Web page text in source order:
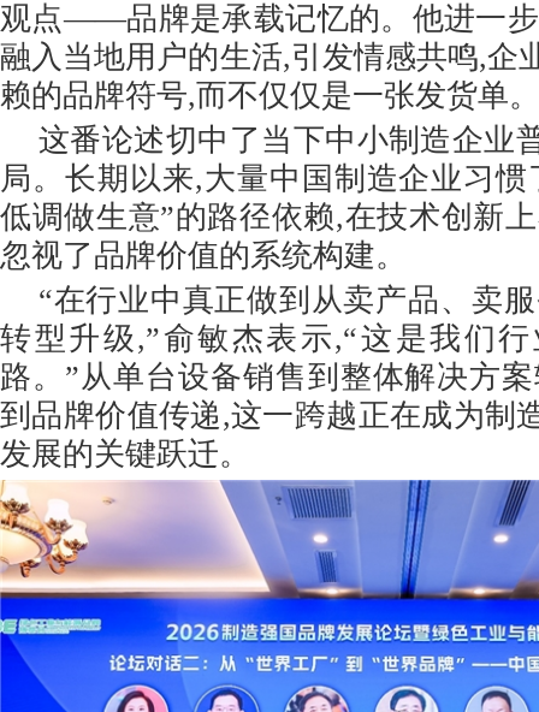
观点——品牌是承载记忆的。他进一
融入当地用户的生活,引发情感共鸣,企
赖的品牌符号,而不仅仅是一张发货单。
这番论述切中了当下中小制造企业
局。长期以来,大量中国制造企业习惯
低调做生意”的路径依赖,在技术创新
忽视了品牌价值的系统构建。
“在行业中真正做到从卖产品、卖
转型升级,”俞敏杰表示,“这是我们
路。”从单台设备销售到整体解决方
到品牌价值传递,这一跨越正在成为制
发展的关键跃迁。